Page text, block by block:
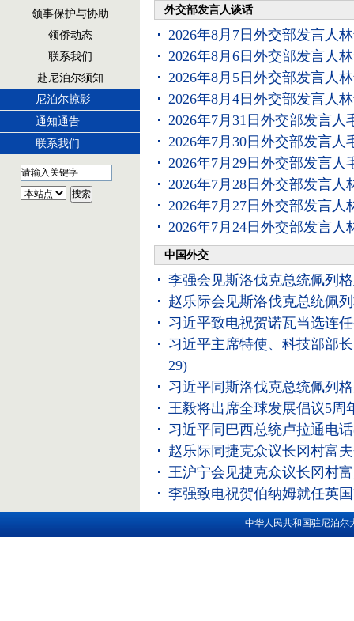
领事保护与协助
领侨动态
联系我们
赴尼泊尔须知
尼泊尔掠影
通知通告
联系我们
外交部发言人谈话
2026年8月7日外交部发言人
2026年8月6日外交部发言人
2026年8月5日外交部发言人
2026年8月4日外交部发言人
2026年7月31日外交部发言人
2026年7月30日外交部发言人
2026年7月29日外交部发言人
2026年7月28日外交部发言人
2026年7月27日外交部发言人
2026年7月24日外交部发言人
中国外交
李强会见斯洛伐克总统佩列
赵乐际会见斯洛伐克总统佩
习近平致电祝贺诺瓦当选连
习近平主席特使、科技部部
29)
习近平同斯洛伐克总统佩列
王毅将出席全球发展倡议5周
习近平同巴西总统卢拉通电话
赵乐际同捷克众议长冈村富
王沪宁会见捷克众议长冈村
李强致电祝贺伯纳姆就任英
中华人民共和国驻尼泊尔